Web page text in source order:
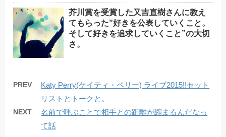
芥川賞を受賞した又吉直樹さんに教え
てもらった”好きを公表していくこと。
そして好きを追求していくこと”の大切
さ。
PREV
Katy Perry(ケイティ・ペリー) ライブ2015!!セット
リストとトークと。
NEXT
名前で呼ぶことで相手との距離が縮まるんだなっ
て話